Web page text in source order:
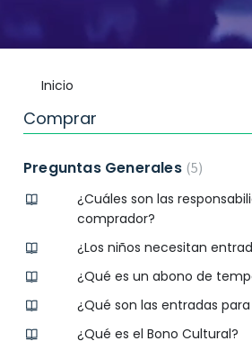
Inicio
Comprar
Preguntas Generales 5
¿Cuáles son las
comprador?
¿Los niños necesitan
¿Qué es un abono de
¿Qué son las entradas
¿Qué es el Bono Cultural?